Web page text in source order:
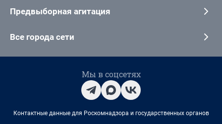
Предвыборная агитация
Все города сети
Мы в соцсетях
Контактные данные для Роскомнадзора и государственных органов